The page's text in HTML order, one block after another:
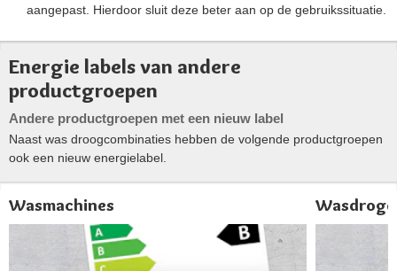
aangepast. Hierdoor sluit deze beter aan op de gebruikssituatie.
Energie labels van andere
productgroepen
Andere productgroepen met een nieuw label
Naast was droogcombinaties hebben de volgende productgroepen
ook een nieuw energielabel.
Wasmachines